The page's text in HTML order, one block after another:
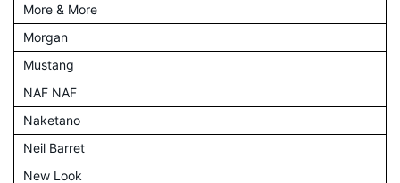
More & More
Morgan
Mustang
NAF NAF
Naketano
Neil Barret
New Look